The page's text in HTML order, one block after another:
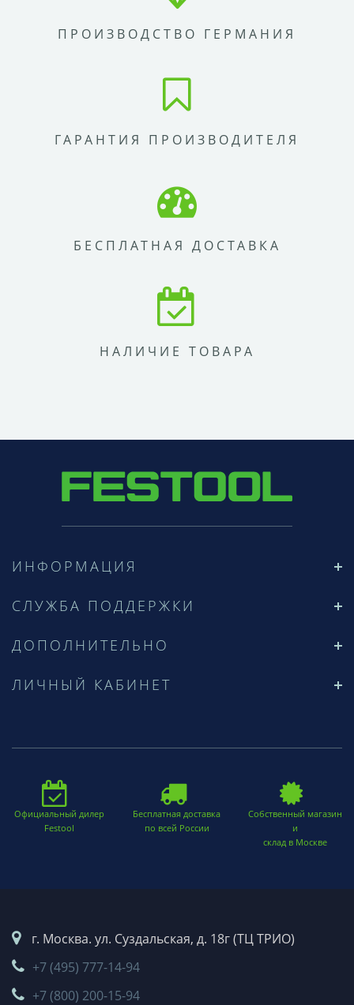
ПРОИЗВОДСТВО ГЕРМАНИЯ
ГАРАНТИЯ ПРОИЗВОДИТЕЛЯ
БЕСПЛАТНАЯ ДОСТАВКА
НАЛИЧИЕ ТОВАРА
ИНФОРМАЦИЯ
СЛУЖБА ПОДДЕРЖКИ
ДОПОЛНИТЕЛЬНО
ЛИЧНЫЙ КАБИНЕТ
Официальный дилер
Festool
Бесплатная доставка
по всей России
Собственный магазин
и
склад в Москве
г. Москва. ул. Суздальская, д. 18г (ТЦ ТРИО)
+7 (495) 777-14-94
+7 (800) 200-15-94